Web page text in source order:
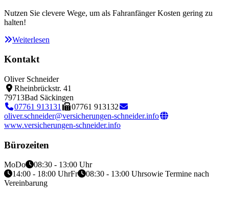
Nutzen Sie clevere Wege, um als Fahranfänger Kosten gering zu
halten!
Weiterlesen
Kontakt
Oliver Schneider
Rheinbrückstr. 41
79713Bad Säckingen
07761 913131
07761 913132
oliver.schneider@versicherungen-schneider.info
www.versicherungen-schneider.info
Bürozeiten
MoDo
08:30 - 13:00 Uhr
14:00 - 18:00 UhrFr 08:30 - 13:00 Uhrsowie Termine nach
Vereinbarung